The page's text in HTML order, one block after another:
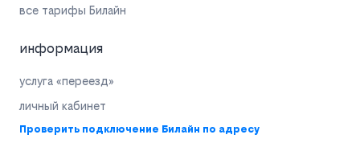
все тарифы Билайн
информация
услуга «переезд»
личный кабинет
Проверить подключение Билайн по адресу